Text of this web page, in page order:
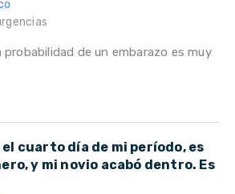
probabilidad de un embarazo es muy
cuarto día de mi período, es
y mi novio acabó dentro. Es